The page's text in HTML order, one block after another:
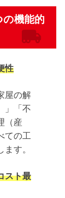
機能的
性
屋の解
」「不
（産
ての工
す。
スト最